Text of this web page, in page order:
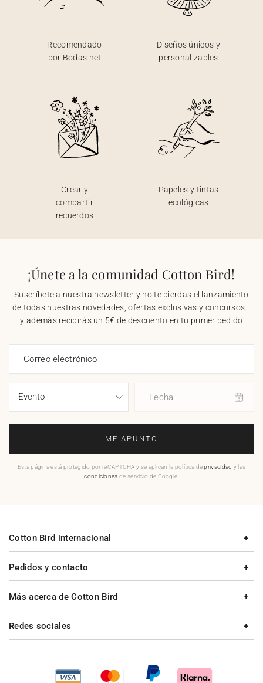
Recomendado
por Bodas.net
Diseños únicos y
personalizables
Crear y
compartir
recuerdos
Papeles y tintas
ecológicas
¡Únete a la comunidad Cotton Bird!
Suscríbete a nuestra newsletter y no te pierdas el lanzamiento
de todas nuestras novedades, ofertas exclusivas y concursos...
¡y además recibirás un 5€ de descuento en tu primer pedido!
Correo electrónico
Fecha
ME APUNTO
Esta página está protegido por reCAPTCHA y se aplican la política deprivacidad y las
condiciones de servicio de Google.
Pedidos y contacto
Más acerca de Cotton Bird
Cotton Bird internacional
Redes sociales